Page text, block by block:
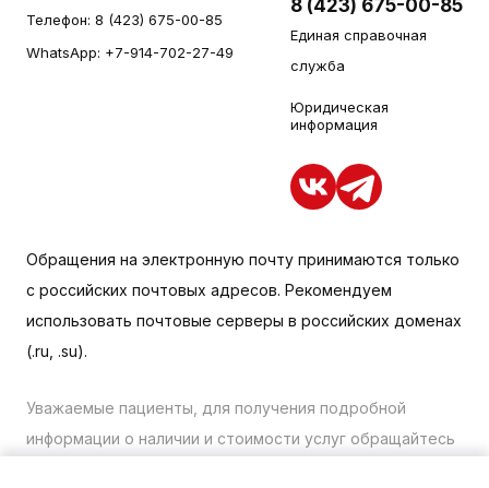
Телефон: 8 (423) 675-00-85
WhatsApp: +7-914-702-27-49
8 (423) 675-00-85
Единая справочная
служба
Юридическая
информация
Обращения на электронную почту принимаются только
с российских почтовых адресов. Рекомендуем
использовать почтовые серверы в российских доменах
(.ru, .su).
Уважаемые пациенты, для получения подробной
информации о наличии и стоимости услуг обращайтесь